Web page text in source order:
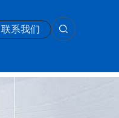
联系我们